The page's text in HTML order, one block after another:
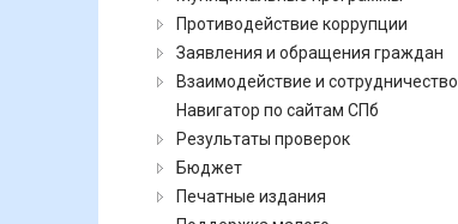
Противодействие коррупции
Заявления и обращения граждан
Взаимодействие и сотрудничество
Навигатор по сайтам СПб
Результаты проверок
Бюджет
Печатные издания